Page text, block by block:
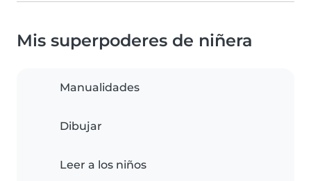
Mis superpoderes de niñera
Manualidades
Dibujar
Leer a los niños